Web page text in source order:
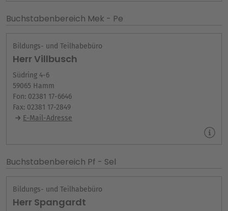
Buchstabenbereich Mek - Pe
Bildungs- und Teilhabebüro
Herr Villbusch
Südring 4-6
59065 Hamm
Fon: 02381 17-6646
Fax: 02381 17-2849
E-Mail-Adresse
Buchstabenbereich Pf - Sel
Bildungs- und Teilhabebüro
Herr Spangardt